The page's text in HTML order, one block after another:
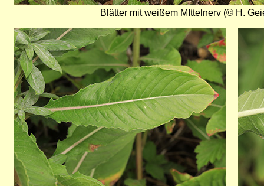
Blätter mit weißem MIttelnerv (© H.
Bild
Bild